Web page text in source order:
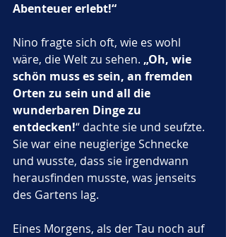
Abenteuer erlebt!“
Nino fragte sich oft, wie es wohl
wäre, die Welt zu sehen. „Oh, wie
schön muss es sein, an fremden
Orten zu sein und all die
wunderbaren Dinge zu
entdecken!“ dachte sie und seufzte.
Sie war eine neugierige Schnecke
und wusste, dass sie irgendwann
herausfinden musste, was jenseits
des Gartens lag.
Eines Morgens, als der Tau noch auf